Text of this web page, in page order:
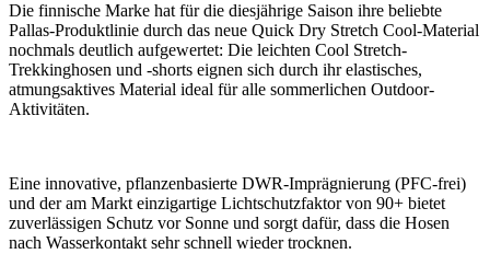
Die finnische Marke hat für die diesjährige Saison ihre beliebte
Pallas-Produktlinie durch das neue Quick Dry Stretch Cool-Material
nochmals deutlich aufgewertet: Die leichten Cool Stretch-
Trekkinghosen und -shorts eignen sich durch ihr elastisches,
atmungsaktives Material ideal für alle sommerlichen Outdoor-
Aktivitäten.
Eine innovative, pflanzenbasierte DWR-Imprägnierung (PFC-frei)
und der am Markt einzigartige Lichtschutzfaktor von 90+ bietet
zuverlässigen Schutz vor Sonne und sorgt dafür, dass die Hosen
nach Wasserkontakt sehr schnell wieder trocknen.